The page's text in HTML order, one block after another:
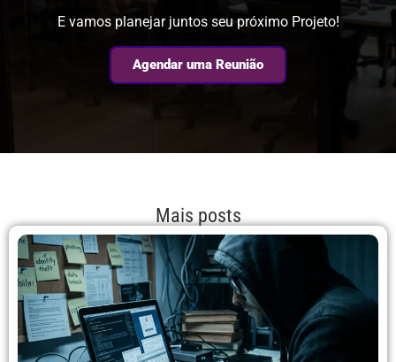
E vamos planejar juntos seu próximo Projeto!
Agendar uma Reunião
Mais posts